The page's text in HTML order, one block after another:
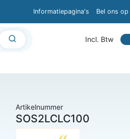
Informatiepagina's Bel ons op
Incl. Btw
Artikelnummer
SOS2LCLC100